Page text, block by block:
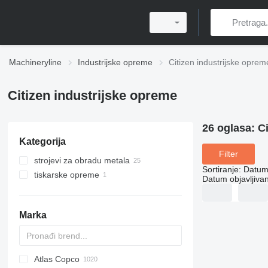
Machineryline Industrijske opreme Citizen industrijske
Citizen industrijske opreme
Kategorija
strojevi za obradu metala
strugovi za metal
tiskarske opreme
Marka
PDS
APD
AB
Ensis
VZ
AG3
Atlas Copco
26 oglasa:
Filter
Sortiranje:
Datum